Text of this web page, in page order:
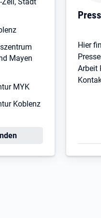
Mayen
MYK
Koblenz
Tab
Hier
Arbeit